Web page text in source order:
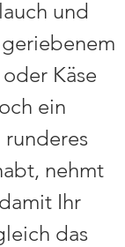
und
Käse
ein
nehmt
Ihr
das